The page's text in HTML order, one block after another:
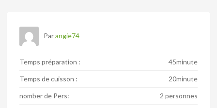
Parangie74
Temps préparation : 45minute
Temps de cuisson : 20minute
nomber de Pers: 2 personnes